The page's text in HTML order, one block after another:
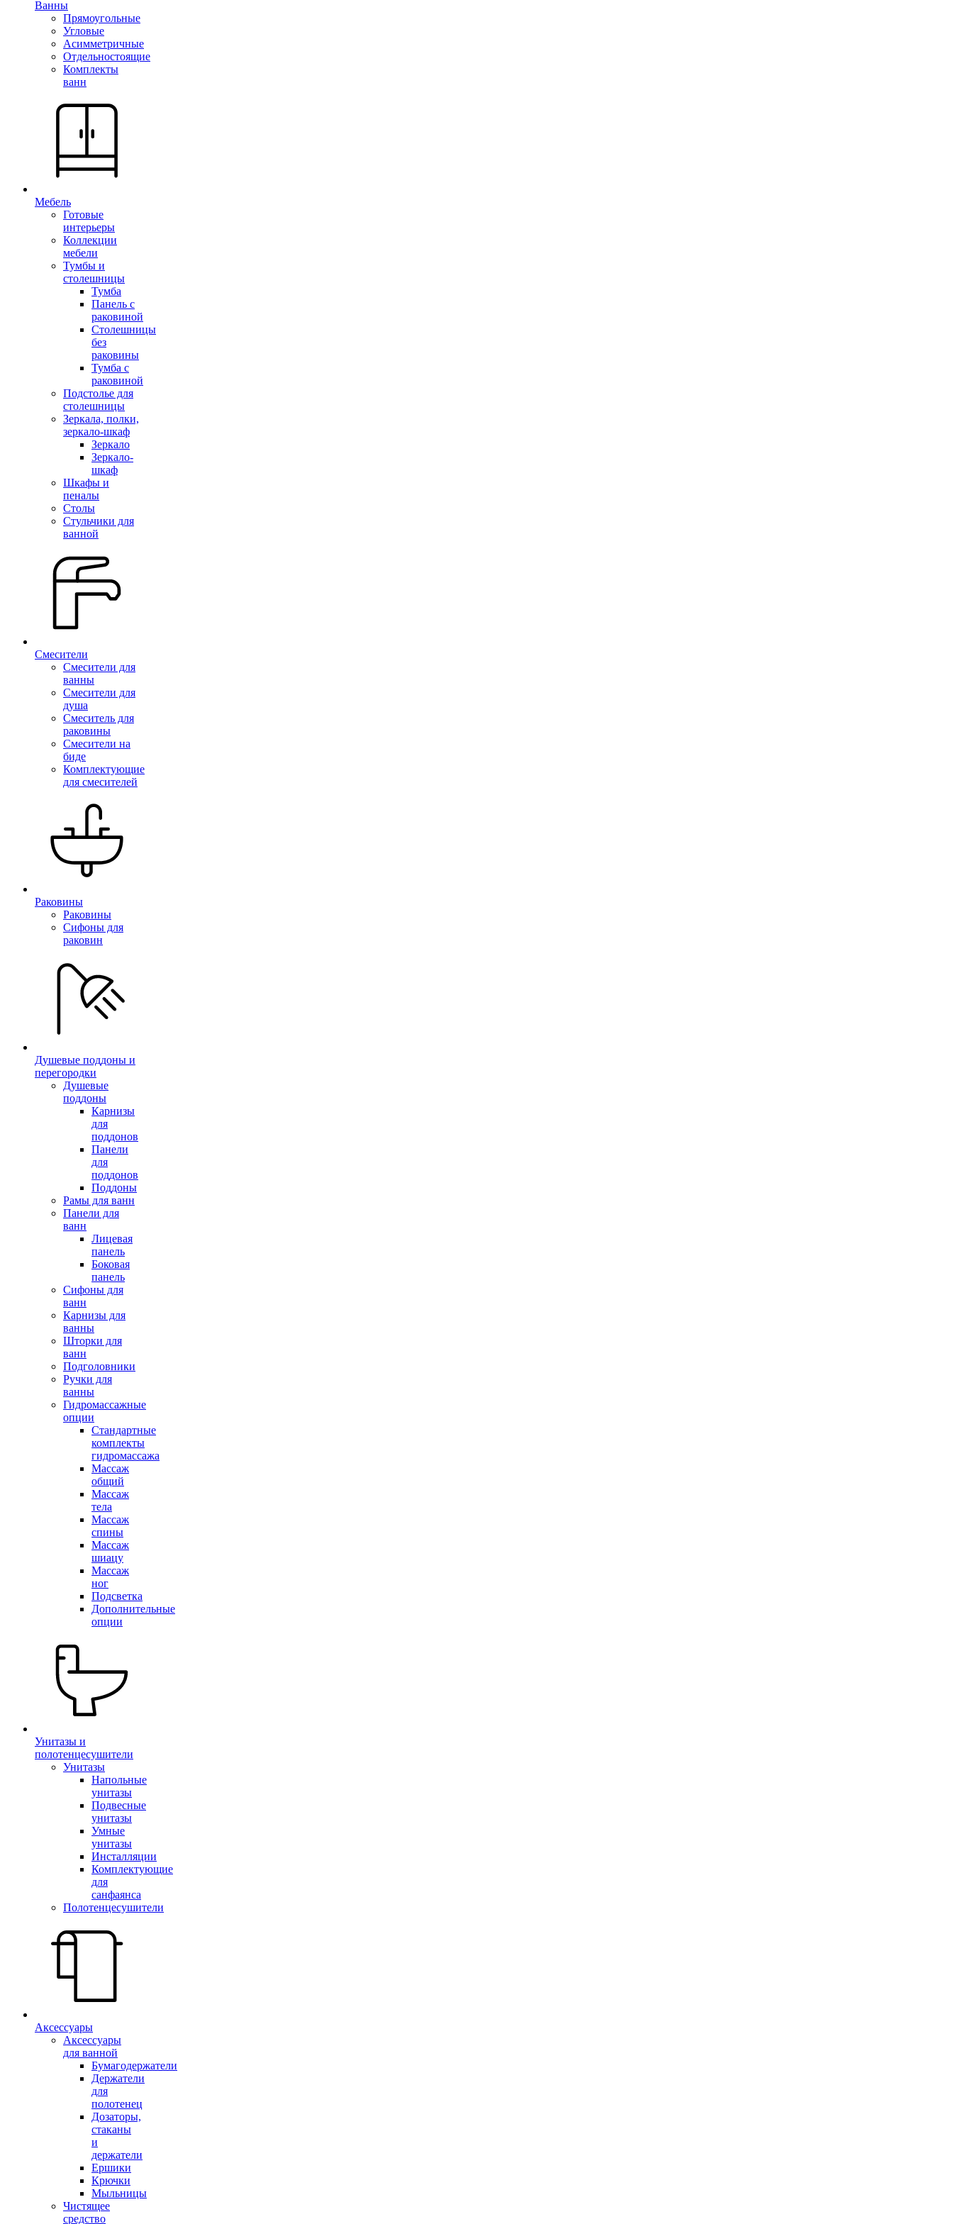
Ванны
Прямоугольные
Угловые
Асимметричные
Отдельностоящие
Комплекты
ванн
Мебель
Готовые
интерьеры
Коллекции
мебели
Тумбы и
столешницы
Тумба
Панель с
раковиной
Столешницы
без
раковины
Тумба с
раковиной
Подстолье для
столешницы
Зеркала, полки,
зеркало-шкаф
Зеркало
Зеркало-
шкаф
Шкафы и
пеналы
Столы
Стульчики для
ванной
Смесители
Смесители для
ванны
Смесители для
душа
Смеситель для
раковины
Смесители на
биде
Комплектующие
для смесителей
Раковины
Раковины
Сифоны для
раковин
Душевые поддоны и
перегородки
Душевые
поддоны
Карнизы
для
поддонов
Панели
для
поддонов
Поддоны
Рамы для ванн
Панели для
ванн
Лицевая
панель
Боковая
панель
Сифоны для
ванн
Карнизы для
ванны
Шторки для
ванн
Подголовники
Ручки для
ванны
Гидромассажные
опции
Стандартные
комплекты
гидромассажа
Массаж
общий
Массаж
тела
Массаж
спины
Массаж
шиацу
Массаж
ног
Подсветка
Дополнительные
опции
Унитазы и
полотенцесушители
Унитазы
Напольные
унитазы
Подвесные
унитазы
Умные
унитазы
Инсталляции
Комплектующие
для
санфаянса
Полотенцесушители
Аксессуары
Аксессуары
для ванной
Бумагодержатели
Держатели
для
полотенец
Дозаторы,
стаканы
и
держатели
Ершики
Крючки
Мыльницы
Чистящее
средство